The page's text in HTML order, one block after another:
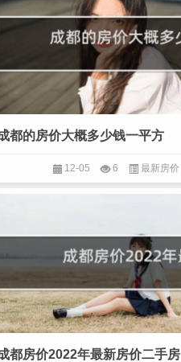
都的房价大概多少钱一平方
12-05 6 最新房价
都房价2022年最新房价二手房